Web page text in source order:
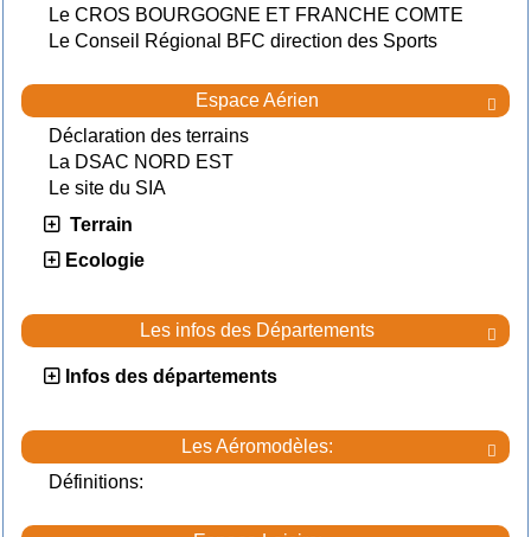
Le CROS BOURGOGNE ET FRANCHE COMTE
Le Conseil Régional BFC direction des Sports

Espace Aérien
Déclaration des terrains
La DSAC NORD EST
Le site du SIA
Terrain
Ecologie

Les infos des Départements
Infos des départements

Les Aéromodèles:
Définitions: